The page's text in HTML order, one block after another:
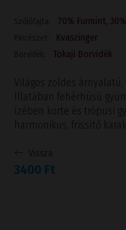
70% Furmint,
Kvaszinger
Tokaji Borvidék
Világos zöldes árnyalatú,
Illatában fehérhúsú
ízében körte és trópusi
harmonikus, frissítő
Vissza
3400 Ft